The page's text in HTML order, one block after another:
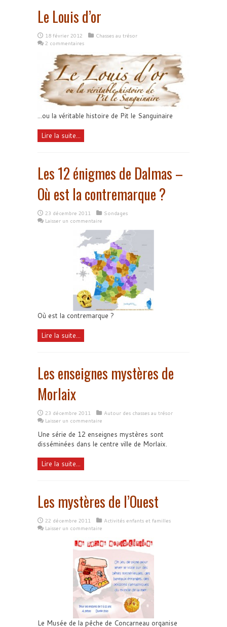
Le Louis d’or
18 février 2012
Chasses au trésor
2 commentaires
...ou la véritable histoire de Pit le Sanguinaire
Lire la suite...
Les 12 énigmes de Dalmas –
Où est la contremarque ?
23 décembre 2011
Sondages
Laisser un commentaire
Où est la contremarque ?
Lire la suite...
Les enseignes mystères de
Morlaix
23 décembre 2011
Autour des chasses au trésor
Laisser un commentaire
Une série de 12 enseignes mystères sont
disséminées dans le centre ville de Morlaix.
Lire la suite...
Les mystères de l’Ouest
22 décembre 2011
Activités enfants et familles
Laisser un commentaire
Le Musée de la pêche de Concarneau organise